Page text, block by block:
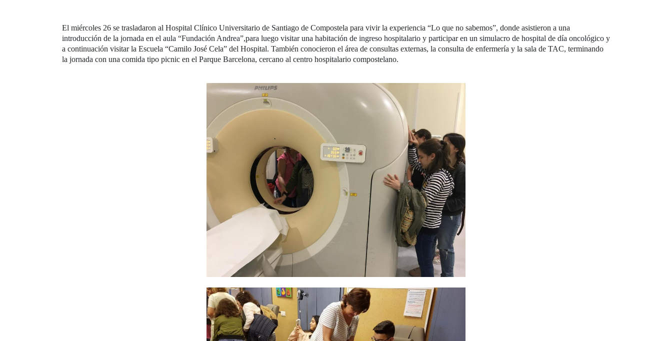
El miércoles 26 se trasladaron al Hospital Clínico Universitario de Santiago de Compostela para vivir la experiencia “Lo que no sabemos”, donde asistieron a una
introducción de la jornada en el aula “Fundación Andrea”,para luego visitar una habitación de ingreso hospitalario y participar en un simulacro de hospital de día oncológico y
a continuación visitar la Escuela “Camilo José Cela” del Hospital. También conocieron el área de consultas externas, la consulta de enfermería y la sala de TAC, terminando
la jornada con una comida tipo picnic en el Parque Barcelona, cercano al centro hospitalario compostelano.